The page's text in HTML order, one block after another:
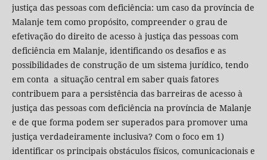
justiça das pessoas com deficiência: um caso da província de
Malanje tem como propósito, compreender o grau de
efetivação do direito de acesso à justiça das pessoas com
deficiência em Malanje, identificando os desafios e as
possibilidades de construção de um sistema jurídico, tendo
em conta a situação central em saber quais fatores
contribuem para a persistência das barreiras de acesso à
justiça das pessoas com deficiência na província de Malanje
e de que forma podem ser superados para promover uma
justiça verdadeiramente inclusiva? Com o foco em 1)
identificar os principais obstáculos físicos, comunicacionais e